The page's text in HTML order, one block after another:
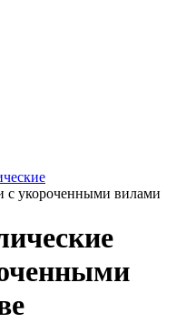
с укороченными вилами